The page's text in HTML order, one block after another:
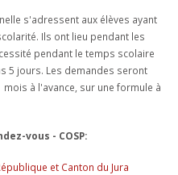
s'adressent aux élèves ayant
Ils ont lieu pendant les
pendant le temps scolaire
5 jours. Les demandes seront
à l'avance, sur une formule à
vous - COSP:
et Canton du Jura